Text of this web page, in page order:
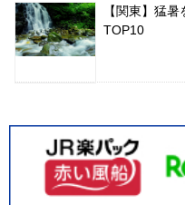
【関東】猛
TOP10